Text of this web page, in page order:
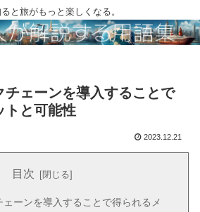
と旅がもっと楽しくなる。
チェーンを導入することで
トと可能性
2023.12.21
目次
ーンを導入することで得られるメ